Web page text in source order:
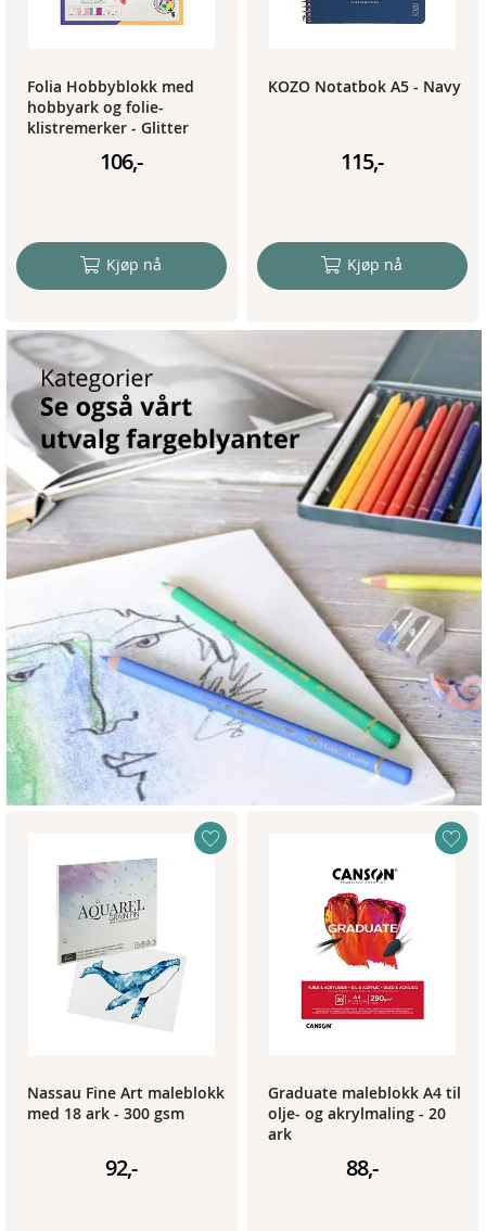
Folia Hobbyblokk med
hobbyark og folie-
klistremerker - Glitter
106,-
Kjøp nå
KOZO Notatbok A5 - Navy
115,-
Kjøp nå
Nassau Fine Art maleblokk
med 18 ark - 300 gsm
92,-
Graduate maleblokk A4 til
olje- og akrylmaling - 20
ark
88,-